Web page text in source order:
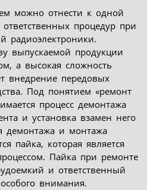
можно отнести к одной
процедур при
радиоэлектроники.
выпускаемой продукции
а высокая сложность
внедрение передовых
Под понятием «ремонт
процесс демонтажа
и установка взамен него
демонтажа и монтажа
пайка, которая является
Пайка при ремонте
и ответственный
внимания.